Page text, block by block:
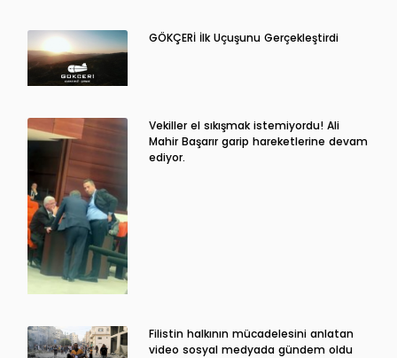
GÖKÇERİ İlk Uçuşunu Gerçekleştirdi
Vekiller el sıkışmak istemiyordu! Ali
Mahir Başarır garip hareketlerine devam
ediyor.
Filistin halkının mücadelesini anlatan
video sosyal medyada gündem oldu